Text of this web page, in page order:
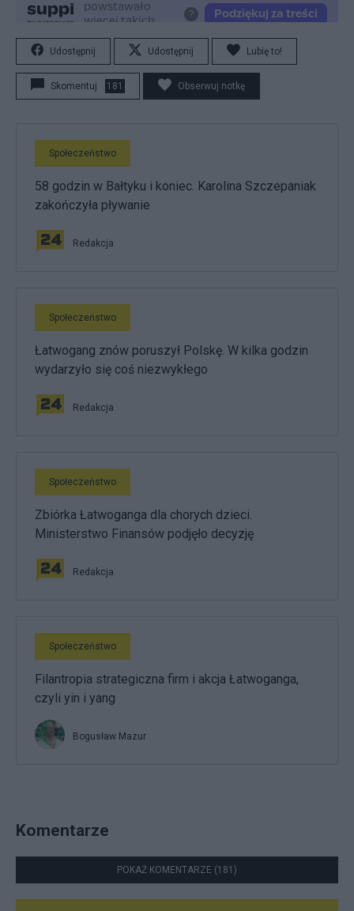
Udostępnij Udostępnij Lubię to!
Skomentuj 181 Obserwuj notkę
Społeczeństwo
58 godzin w Bałtyku i koniec. Karolina Szczepaniak
zakończyła pływanie
Redakcja
Społeczeństwo
Łatwogang znów poruszył Polskę. W kilka godzin
wydarzyło się coś niezwykłego
Redakcja
Społeczeństwo
Zbiórka Łatwoganga dla chorych dzieci.
Ministerstwo Finansów podjęło decyzję
Redakcja
Społeczeństwo
Filantropia strategiczna firm i akcja Łatwoganga,
czyli yin i yang
Bogusław Mazur
Komentarze
POKAŻ KOMENTARZE (181)